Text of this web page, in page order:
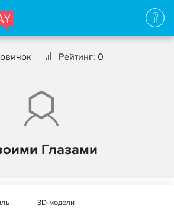
Рейтинг: 0
Глазами
3D-модели